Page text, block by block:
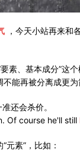
，今天小站再来和
素、基本成分”这
能再被分离成更为
还会杀价。
Of course he'll still
元素”，比如：